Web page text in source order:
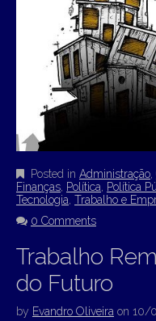
Posted in Administração,
Finanças, Política, Política
Tecnologia, Trabalho e
0 Comments
Trabalho
do Futuro
by Evandro Oliveira on 10/